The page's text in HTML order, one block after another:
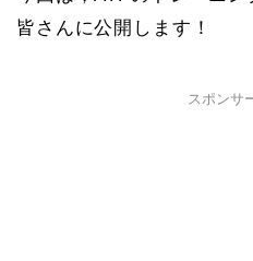
皆さんに公開します！
スポンサ